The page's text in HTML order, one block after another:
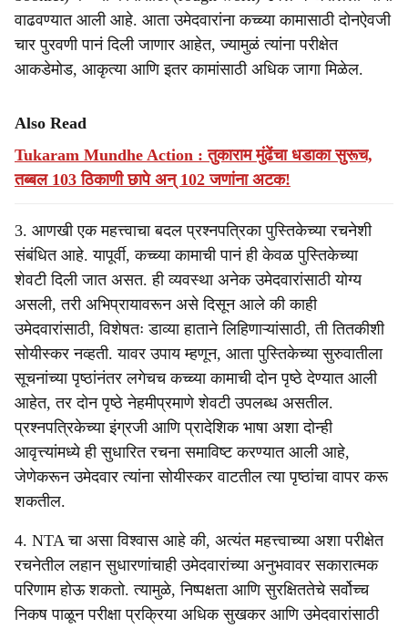
वाढवण्यात आली आहे. आता उमेदवारांना कच्च्या कामासाठी दोनऐवजी
चार पुरवणी पानं दिली जाणार आहेत, ज्यामुळं त्यांना परीक्षेत
आकडेमोड, आकृत्या आणि इतर कामांसाठी अधिक जागा मिळेल.
Also Read
Tukaram Mundhe Action : तुकाराम मुंढेंचा धडाका सुरूच,
तब्बल 103 ठिकाणी छापे अन् 102 जणांना अटक!
3. आणखी एक महत्त्वाचा बदल प्रश्नपत्रिका पुस्तिकेच्या रचनेशी
संबंधित आहे. यापूर्वी, कच्च्या कामाची पानं ही केवळ पुस्तिकेच्या
शेवटी दिली जात असत. ही व्यवस्था अनेक उमेदवारांसाठी योग्य
असली, तरी अभिप्रायावरून असे दिसून आले की काही
उमेदवारांसाठी, विशेषतः डाव्या हाताने लिहिणाऱ्यांसाठी, ती तितकीशी
सोयीस्कर नव्हती. यावर उपाय म्हणून, आता पुस्तिकेच्या सुरुवातीला
सूचनांच्या पृष्ठांनंतर लगेचच कच्च्या कामाची दोन पृष्ठे देण्यात आली
आहेत, तर दोन पृष्ठे नेहमीप्रमाणे शेवटी उपलब्ध असतील.
प्रश्नपत्रिकेच्या इंग्रजी आणि प्रादेशिक भाषा अशा दोन्ही
आवृत्त्यांमध्ये ही सुधारित रचना समाविष्ट करण्यात आली आहे,
जेणेकरून उमेदवार त्यांना सोयीस्कर वाटतील त्या पृष्ठांचा वापर करू
शकतील.
4. NTA चा असा विश्वास आहे की, अत्यंत महत्त्वाच्या अशा परीक्षेत
रचनेतील लहान सुधारणांचाही उमेदवारांच्या अनुभवावर सकारात्मक
परिणाम होऊ शकतो. त्यामुळे, निष्पक्षता आणि सुरक्षिततेचे सर्वोच्च
निकष पाळून परीक्षा प्रक्रिया अधिक सुखकर आणि उमेदवारांसाठी